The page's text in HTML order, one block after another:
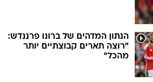
הנתון המדהים של ברונו פרננדש:
"רוצה תארים קבוצתיים יותר
מהכל"